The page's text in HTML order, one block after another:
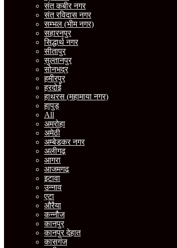
संत कबीर नगर
संत रविदास नगर
सम्भल (भीम नगर)
सहारनपुर
सिद्धार्थ नगर
सीतापुर
सुल्तानपुर
सोनभद्र
हमीरपुर
हरदोई
हाथरस (महामाया नगर)
हापुड़
All
अमरोहा
अमेठी
अम्बेडकर नगर
अलीगढ़
आगरा
आजमगढ़
इटावा
उन्नाव
एटा
औरैया
कन्नौज
कानपुर
कानपुर देहात
कासगंज